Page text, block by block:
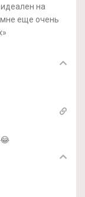
на
еще очень